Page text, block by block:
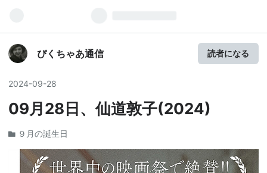
ぴくちゃあ通信 読者になる
2024-09-28
09月28日、仙道敦子(2024)
９月の誕生日